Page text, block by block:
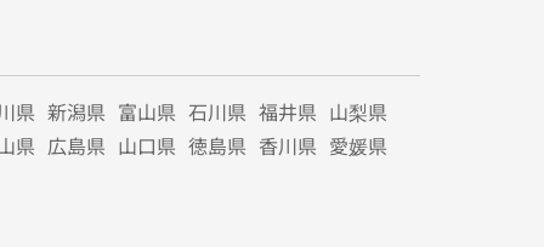
県 新潟県 富山県 石川県 福井県 山梨県
県 広島県 山口県 徳島県 香川県 愛媛県